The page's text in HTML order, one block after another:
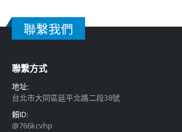
聯繫我們
聯繫方式
地址:
台北市大同區延平北路二段38號
賴ID:
@766kcvhp